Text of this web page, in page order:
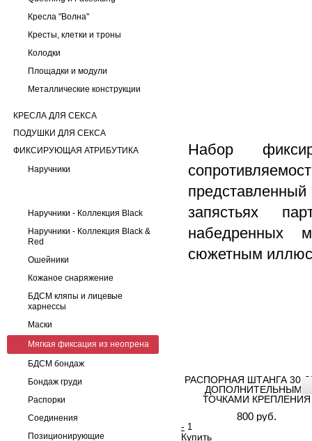
Кресла "Волна"
Кресты, клетки и троны
Колодки
Площадки и модули
Металлические конструкции
КРЕСЛА ДЛЯ СЕКСА
ПОДУШКИ ДЛЯ СЕКСА
ФИКСИРУЮЩАЯ АТРИБУТИКА
Наручники
Наручники - Коллекция Black
Наручники - Коллекция Black &
Red
Ошейники
Кожаное снаряжение
БДСМ кляпы и лицевые
харнессы
Маски
Мягкая фиксация из неопрена
БДСМ бондаж
Бондаж груди
Распорки
Соединения
Позиционирующие
Набор
запястьях
набедренных
сюжетным
РАСПОРНАЯ ШТАНГА 30
ДОПОЛНИТЕЛЬНЫМИ
ТОЧКАМИ КРЕПЛЕНИЯ
800 руб.
-
Купить